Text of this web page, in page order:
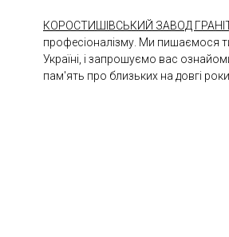
КОРОСТИШІВСЬКИЙ ЗАВОД
професіоналізму. Ми пишаємося
Україні, і запрошуємо вас
пам'ять про близьких на довгі